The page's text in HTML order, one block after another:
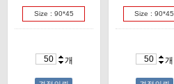
Size : 90*45
개
Size : 90*45
개